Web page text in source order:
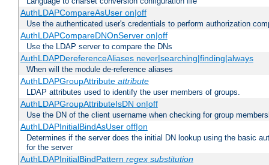
AuthLDAPCompareAsUser on|off
Use the authenticated user's credentials to perform authorization
AuthLDAPCompareDNOnServer on|off
Use the LDAP server to compare the DNs
AuthLDAPDereferenceAliases never|searching|finding|always
When will the module de-reference aliases
AuthLDAPGroupAttribute attribute
LDAP attributes used to identify the user members of groups.
AuthLDAPGroupAttributeIsDN on|off
Use the DN of the client username when checking for group
AuthLDAPInitialBindAsUser off|on
Determines if the server does the initial DN lookup using the basic
for the server
AuthLDAPInitialBindPattern regex substitution